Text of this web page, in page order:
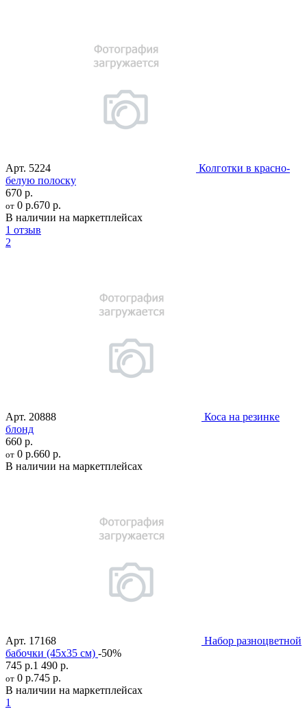
Арт. 5224
Колготки в красно-
белую полоску
670 р.
от 0 р.670 р.
В наличии на маркетплейсах
1 отзыв
2
Арт. 20888
Коса на резинке
блонд
660 р.
от 0 р.660 р.
В наличии на маркетплейсах
Арт. 17168
Набор разноцветной
бабочки (45х35 см) -50%
745 р.1 490 р.
от 0 р.745 р.
В наличии на маркетплейсах
1